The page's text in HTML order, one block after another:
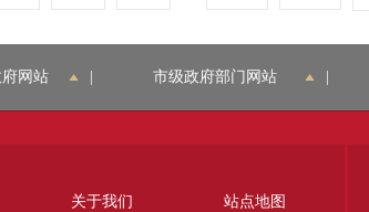
网站 市级政府部门网站
关于我们 站点地图